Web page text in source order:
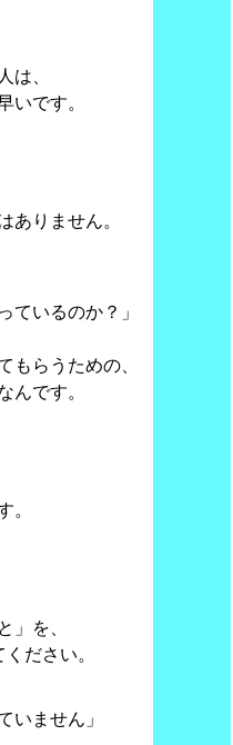
は、
いです。
ありません。
ているのか？」
もらうための、
んです。
。
」を、
ださい。
いません」